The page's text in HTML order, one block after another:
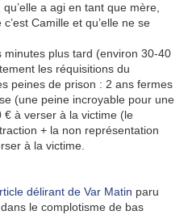
a agi en tant que mère,
Camille et qu’elle ne se
plus tard (environ 30-40
les réquisitions du
peines de prison : 2 ans fermes
(une peine incroyable pour une
à verser à la victime (le
+ la non représentation
à la victime.
délirant de Var Matin paru
le complotisme de bas